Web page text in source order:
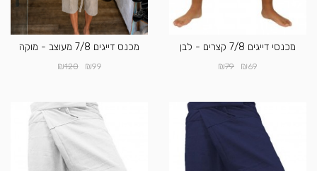
מכנסי דייגים 7/8 קצרים - לבן
₪69
₪79
מכנס דייגים 7/8 מעוצב - מוקה
₪99
₪120